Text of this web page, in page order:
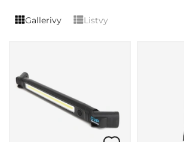
Gallerivy Listvy